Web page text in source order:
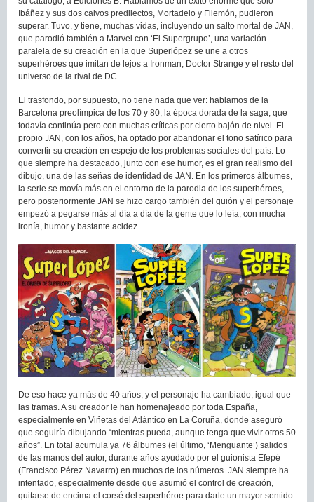
Ibáñez y sus dos calvos predilectos, Mortadelo y Filemón, pudieron
superar. Tuvo, y tiene, muchas vidas, incluyendo un salto mortal de JAN,
que parodió también a Marvel con ‘El Supergrupo’, una variación
paralela de su creación en la que Superlópez se une a otros
superhéroes que imitan de lejos a Ironman, Doctor Strange y el resto del
universo de la rival de DC.
El trasfondo, por supuesto, no tiene nada que ver: hablamos de la
Barcelona preolímpica de los 70 y 80, la época dorada de la saga, que
todavía continúa pero con muchas críticas por cierto bajón de nivel. El
propio JAN, con los años, ha optado por abandonar el tono satírico para
convertir su creación en espejo de los problemas sociales del país. Lo
que siempre ha destacado, junto con ese humor, es el gran realismo del
dibujo, una de las señas de identidad de JAN. En los primeros álbumes,
la serie se movía más en el entorno de la parodia de los superhéroes,
pero posteriormente JAN se hizo cargo también del guión y el personaje
empezó a pegarse más al día a día de la gente que lo leía, con mucha
ironía, humor y bastante acidez.
De eso hace ya más de 40 años, y el personaje ha cambiado, igual que
las tramas. A su creador le han homenajeado por toda España,
especialmente en Viñetas del Atlántico en La Coruña, donde aseguró
que seguiría dibujando “mientras pueda, aunque tenga que vivir otros 50
años”. En total acumula ya 76 álbumes (el último, ‘Menguante’) salidos
de las manos del autor, durante años ayudado por el guionista Efepé
(Francisco Pérez Navarro) en muchos de los números. JAN siempre ha
intentado, especialmente desde que asumió el control de creación,
quitarse de encima el corsé del superhéroe para darle un mayor sentido